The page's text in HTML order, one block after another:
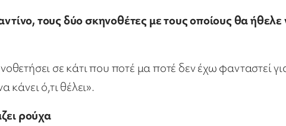
τους δύο σκηνοθέτες με τους οποίους θα ήθελε
σε κάτι που ποτέ μα ποτέ δεν έχω φανταστεί
ό,τι θέλει».
ρούχα